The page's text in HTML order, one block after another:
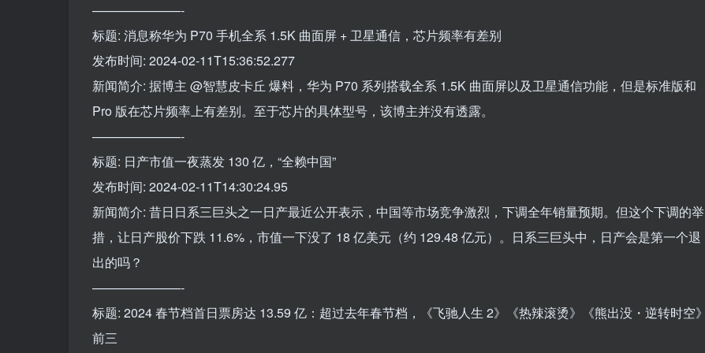
———————-
标题: 消息称华为 P70 手机全系 1.5K 曲面屏 + 卫星通信，芯片频率有差别
发布时间: 2024-02-11T15:36:52.277
新闻简介: 据博主 @智慧皮卡丘 爆料，华为 P70 系列搭载全系 1.5K 曲面屏以及卫星通信功能，但是标准版和
Pro 版在芯片频率上有差别。至于芯片的具体型号，该博主并没有透露。
———————-
标题: 日产市值一夜蒸发 130 亿，“全赖中国”
发布时间: 2024-02-11T14:30:24.95
新闻简介: 昔日日系三巨头之一日产最近公开表示，中国等市场竞争激烈，下调全年销量预期。但这个下调的举
措，让日产股价下跌 11.6%，市值一下没了 18 亿美元（约 129.48 亿元）。日系三巨头中，日产会是第一个退
出的吗？
———————-
标题: 2024 春节档首日票房达 13.59 亿：超过去年春节档，《飞驰人生 2》《热辣滚烫》《熊出没・逆转时空》
前三